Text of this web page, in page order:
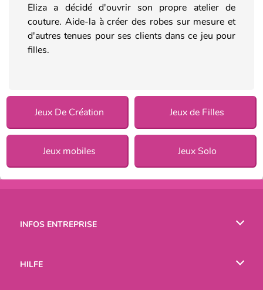
Eliza a décidé d'ouvrir son propre atelier de
couture. Aide-la à créer des robes sur mesure et
d'autres tenues pour ses clients dans ce jeu pour
filles.
Jeux De Création Jeux de Filles
Jeux mobiles Jeux Solo
INFOS ENTREPRISE
HILFE